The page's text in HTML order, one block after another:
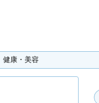
健康・美容